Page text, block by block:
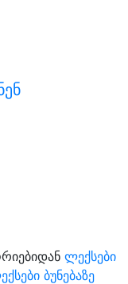
ლექსები
ბუნებაზე